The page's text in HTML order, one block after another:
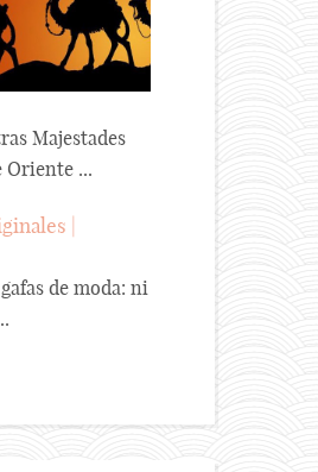
Majestades
Oriente ...
|
de moda: ni